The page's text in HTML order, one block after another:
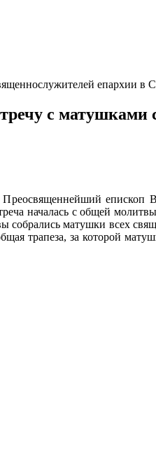
епархии в
с
епископ
началась с общей
собрались матушки всех
трапеза, за которой